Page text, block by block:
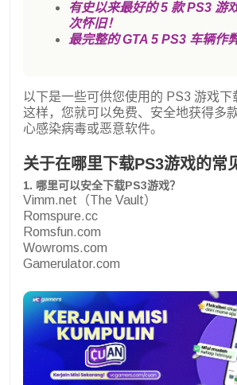
有史以来最好的 5 款 PS3 游
次怀旧！
最完整的 GTA 5 PS3 车辆作
以下是一些可供您使用的 PS3 游戏下
这样，您就可以免费、安全地获得多
心感染病毒或恶意软件。
关于在哪里下载PS3游戏的常
1. 哪里可以安全下载PS3游戏？
Vimm.net（The Vault）
Romspure.cc
Romsfun.com
Wowroms.com
Gamerulator.com